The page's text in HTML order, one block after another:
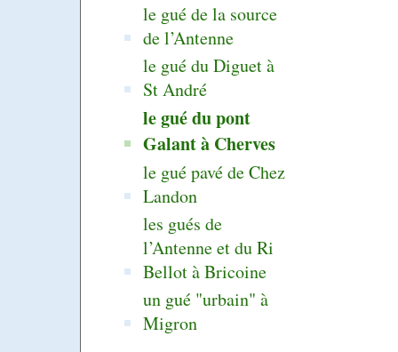
le gué de la source
de l’Antenne
le gué du Diguet à
St André
le gué du pont
Galant à Cherves
le gué pavé de Chez
Landon
les gués de
l’Antenne et du Ri
Bellot à Bricoine
un gué "urbain" à
Migron